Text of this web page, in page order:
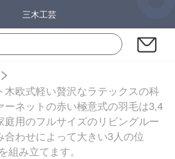
三木工芸
木欧式軽い贅沢なラテックスの科
ーネットの赤い極意式の羽毛は3,4
庭用のフルサイズのリビングルー
合わせによって大きい3人の位
組み立てます。